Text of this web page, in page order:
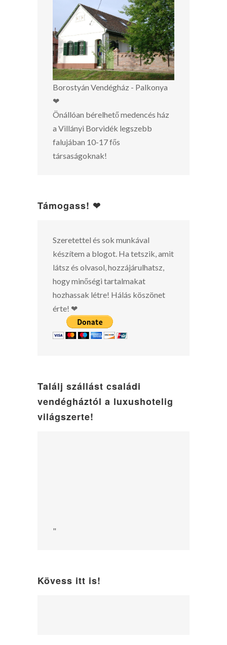
Borostyán Vendégház - Palkonya
❤
Önállóan bérelhető medencés ház
a Villányi Borvidék legszebb
falujában 10-17 fős
társaságoknak!
Támogass! ❤
Szeretettel és sok munkával
készítem a blogot. Ha tetszik, amit
látsz és olvasol, hozzájárulhatsz,
hogy minőségi tartalmakat
hozhassak létre! Hálás köszönet
érte! ❤
Találj szállást családi
vendégháztól a luxushotelig
világszerte!
"
Kövess itt is!